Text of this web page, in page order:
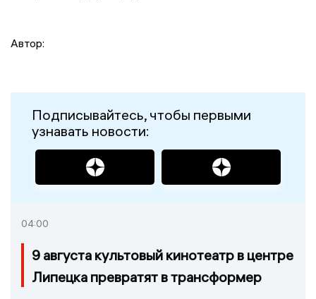
Автор:
Подписывайтесь, чтобы первыми
узнавать новости:
04:00
9 августа культовый кинотеатр в центре
Липецка превратят в трансформер